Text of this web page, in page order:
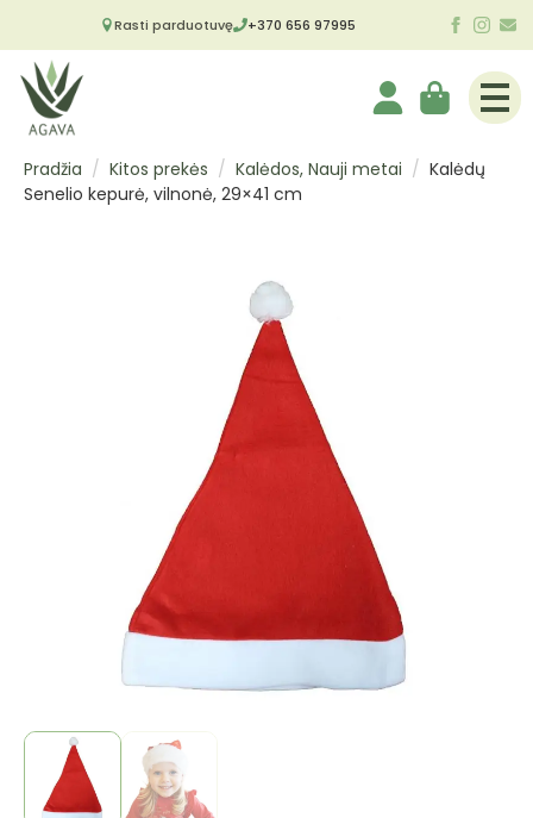
Rasti parduotuvę +370 656 97995
Pradžia Kitos prekės Kalėdos, Nauji metai
Kalėdų
Senelio kepurė, vilnonė, 29×41 cm